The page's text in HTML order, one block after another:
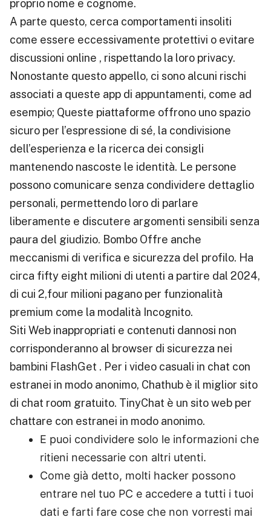
proprio nome e cognome.
A parte questo, cerca comportamenti insoliti
come essere eccessivamente protettivi o evitare
discussioni online , rispettando la loro privacy.
Nonostante questo appello, ci sono alcuni rischi
associati a queste app di appuntamenti, come ad
esempio; Queste piattaforme offrono uno spazio
sicuro per l’espressione di sé, la condivisione
dell’esperienza e la ricerca dei consigli
mantenendo nascoste le identità. Le persone
possono comunicare senza condividere dettaglio
personali, permettendo loro di parlare
liberamente e discutere argomenti sensibili senza
paura del giudizio. Bombo Offre anche
meccanismi di verifica e sicurezza del profilo. Ha
circa fifty eight milioni di utenti a partire dal 2024,
di cui 2,four milioni pagano per funzionalità
premium come la modalità Incognito.
Siti Web inappropriati e contenuti dannosi non
corrisponderanno al browser di sicurezza nei
bambini FlashGet . Per i video casuali in chat con
estranei in modo anonimo, Chathub è il miglior sito
di chat room gratuito. TinyChat è un sito web per
chattare con estranei in modo anonimo.
E puoi condividere solo le informazioni che
ritieni necessarie con altri utenti.
Come già detto, molti hacker possono
entrare nel tuo PC e accedere a tutti i tuoi
dati e farti fare cose che non vorresti mai